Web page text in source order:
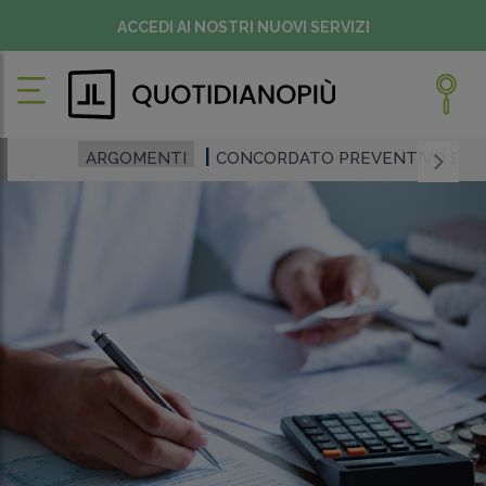
ACCEDI AI NOSTRI NUOVI SERVIZI
ARGOMENTI CONCORDATO PREVENTIVO